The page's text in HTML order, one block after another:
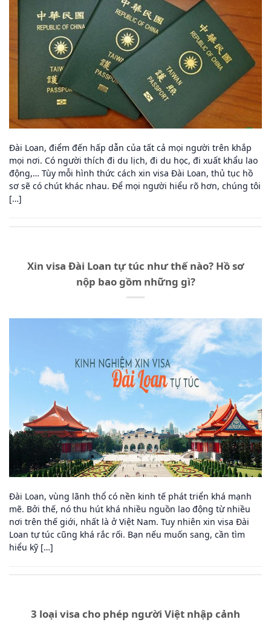
Đài Loan, điểm đến hấp dẫn của tất cả mọi người trên khắp
mọi nơi. Có người thích đi du lịch, đi du học, đi xuất khẩu lao
động,… Tùy mỗi hình thức cách xin visa Đài Loan, thủ tục hồ
sơ sẽ có chút khác nhau. Để mọi người hiểu rõ hơn, chúng tôi
[…]
Xin visa Đài Loan tự túc như thế nào? Hồ sơ
nộp bao gồm những gì?
Đài Loan, vùng lãnh thổ có nền kinh tế phát triển khá mạnh
mẽ. Bởi thế, nó thu hút khá nhiều nguồn lao động từ nhiều
nơi trên thế giới, nhất là ở Việt Nam. Tuy nhiên xin visa Đài
Loan tự túc cũng khá rắc rối. Bạn nếu muốn sang, cần tìm
hiểu kỹ […]
3 loại visa cho phép người Việt nhập cảnh